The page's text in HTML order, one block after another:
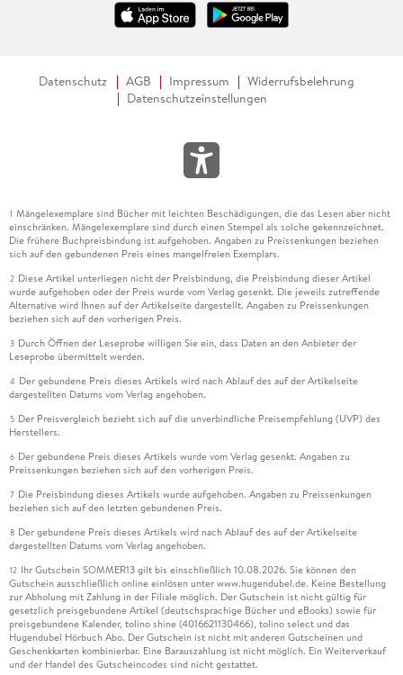
Datenschutz AGB Impressum
Widerrufsbelehrung
Datenschutzeinstellungen
1 Mängelexemplare sind Bücher mit leichten Beschädigungen, die das Lesen aber nicht
einschränken. Mängelexemplare sind durch einen Stempel als solche gekennzeichnet.
Die frühere Buchpreisbindung ist aufgehoben. Angaben zu Preissenkungen beziehen
sich auf den gebundenen Preis eines mangelfreien Exemplars.
2 Diese Artikel unterliegen nicht der Preisbindung, die Preisbindung dieser Artikel
wurde aufgehoben oder der Preis wurde vom Verlag gesenkt. Die jeweils zutreffende
Alternative wird Ihnen auf der Artikelseite dargestellt. Angaben zu Preissenkungen
beziehen sich auf den vorherigen Preis.
3 Durch Öffnen der Leseprobe willigen Sie ein, dass Daten an den Anbieter der
Leseprobe übermittelt werden.
4 Der gebundene Preis dieses Artikels wird nach Ablauf des auf der Artikelseite
dargestellten Datums vom Verlag angehoben.
5 Der Preisvergleich bezieht sich auf die unverbindliche Preisempfehlung (UVP) des
Herstellers.
6 Der gebundene Preis dieses Artikels wurde vom Verlag gesenkt. Angaben zu
Preissenkungen beziehen sich auf den vorherigen Preis.
7 Die Preisbindung dieses Artikels wurde aufgehoben. Angaben zu Preissenkungen
beziehen sich auf den letzten gebundenen Preis.
8 Der gebundene Preis dieses Artikels wird nach Ablauf des auf der Artikelseite
dargestellten Datums vom Verlag angehoben.
12 Ihr Gutschein SOMMER13 gilt bis einschließlich 10.08.2026. Sie können den
Gutschein ausschließlich online einlösen unter www.hugendubel.de. Keine Bestellung
zur Abholung mit Zahlung in der Filiale möglich. Der Gutschein ist nicht gültig für
gesetzlich preisgebundene Artikel (deutschsprachige Bücher und eBooks) sowie für
preisgebundene Kalender, tolino shine (4016621130466), tolino select und das
Hugendubel Hörbuch Abo. Der Gutschein ist nicht mit anderen Gutscheinen und
Geschenkkarten kombinierbar. Eine Barauszahlung ist nicht möglich. Ein Weiterverkauf
und der Handel des Gutscheincodes sind nicht gestattet.